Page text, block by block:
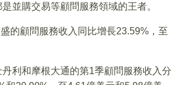
並購交易等顧問服務領域的王者。
的顧問服務收入同比增長23.59%，至
利和摩根大通的第1季顧問服務收入分